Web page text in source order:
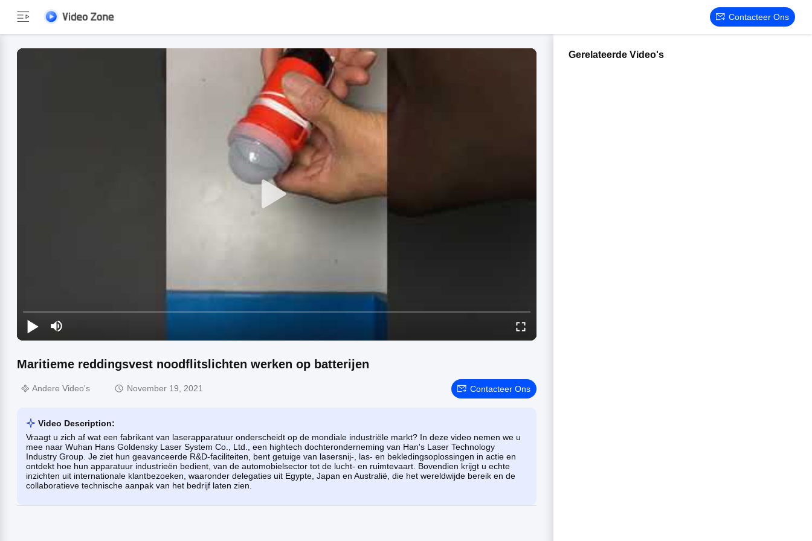
Contacteer Ons
Maritieme reddingsvest noodflitslichten werken op batterijen
Andere Video's November 19, 2021 Contacteer Ons
Video Description:
Vraagt ​​u zich af wat een fabrikant van laserapparatuur onderscheidt op de mondiale industriële markt? In deze video nemen we u
mee naar Wuhan Hans Goldensky Laser System Co., Ltd., een hightech dochteronderneming van Han's Laser Technology
Industry Group. Je ziet hun geavanceerde R&D-faciliteiten, bent getuige van lasersnij-, las- en bekledingsoplossingen in actie en
ontdekt hoe hun apparatuur industrieën bedient, van de automobielsector tot de lucht- en ruimtevaart. Bovendien krijgt u echte
inzichten uit internationale klantbezoeken, waaronder delegaties uit Egypte, Japan en Australië, die het wereldwijde bereik en de
collaboratieve technische aanpak van het bedrijf laten zien.
Gerelateerde Video's